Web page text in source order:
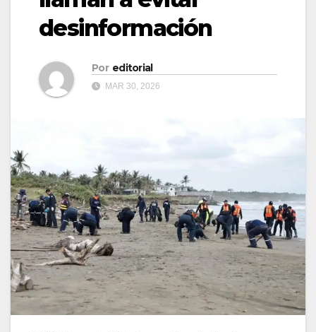
desinformación
Por editorial
MAR 30, 2026